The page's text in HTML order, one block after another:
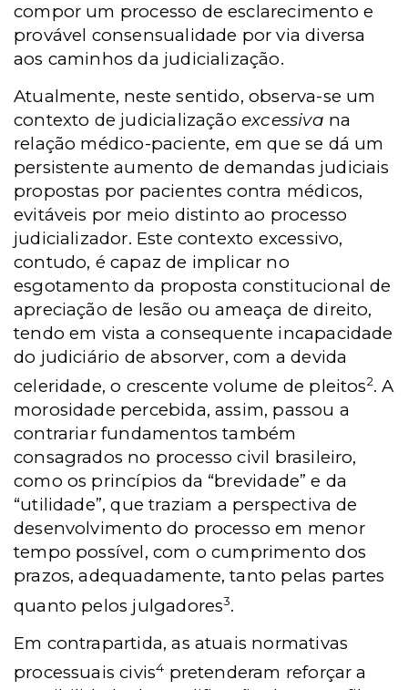
compor um processo de esclarecimento e
provável consensualidade por via diversa
aos caminhos da judicialização.
Atualmente, neste sentido, observa-se um
contexto de judicializaçãoexcessiva na
relação médico-paciente, em que se dá um
persistente aumento de demandas judiciais
propostas por pacientes contra médicos,
evitáveis por meio distinto ao processo
judicializador. Este contexto excessivo,
contudo, é capaz de implicar no
esgotamento da proposta constitucional de
apreciação de lesão ou ameaça de direito,
tendo em vista a consequente incapacidade
do judiciário deabsorver, com a devida
celeridade, o crescente volume de pleitos2. A
morosidade percebida, assim, passou a
contrariar fundamentos também
consagrados no processo civil brasileiro,
como os princípios da “brevidade” e da
“utilidade”, que traziam a perspectiva de
desenvolvimento do processo em menor
tempo possível, com o cumprimento dos
prazos, adequadamente, tanto pelas partes
quanto pelos julgadores3.
Em contrapartida, as atuais normativas
processuais civis4 pretenderam reforçar a